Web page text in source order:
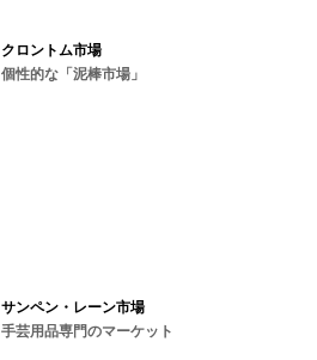
クロントム市場
個性的な「泥棒市場」
サンペン・レーン市場
手芸用品専門のマーケット